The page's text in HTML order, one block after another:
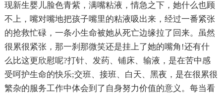
现新生婴儿脸色青紫，满嘴粘液，情急之下，她什么也顾
不上，嘴对嘴地把孩子嘴里的粘液吸出来，经过一番紧张
的抢救忙碌，一条小生命被她从死亡边缘拉了回来。虽然
很累很紧张，那一刹那微笑还是挂上了她的嘴角!还有什
么比这更欣慰呢?打针、发药、铺床、输液，是在苦中感
受呵护生命的快乐;交班、接班、白天、黑夜，是在很累很
繁杂的服务工作中体会到了自身努力价值的意义。每当看